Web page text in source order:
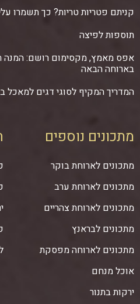
קניתם פטריות טריות? כך תשמרו
תוספות לפיצה
אפס מאמץ, מקסימום רושם: המנה
בארוחה הבאה
המדריך המקיף לסוגי דגים למאכל
מתכונים נוספים
מתכונים לארוחת בוקר
מתכונים לארוחת ערב
מתכונים לארוחת צהריים
מתכונים לבראנץ
מתכונים לארוחה מפסקת
אוכל מנחם
ירקות בתנור